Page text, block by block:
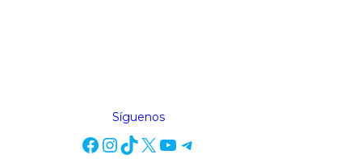
Síguenos